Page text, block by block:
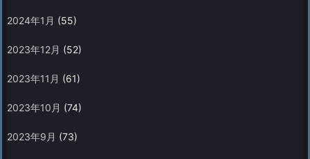
2024年1月 (55)
2023年12月 (52)
2023年11月 (61)
2023年10月 (74)
2023年9月 (73)